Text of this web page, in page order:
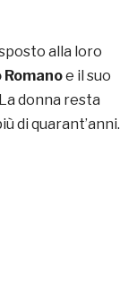
alla loro
Romanoe il suo
donna resta
di quarant’anni.